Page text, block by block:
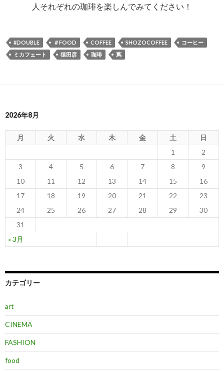
人それぞれの珈琲を楽しんでみてください！
#DOUBLE ＃FOOD COFFEE SHOZOCOFFEE
コーヒー
ミカフェート
猿田彦 珈琲 蔦
2026年8月
月 火 水 木 金 土 日
« 3月
1
2
3
4 5 6 7 8
9
10
11 12 13 14 15
16
17
18 19 20 21 22
23
24
25 26 27 28 29
30
31
カテゴリー
art
CINEMA
FASHION
food